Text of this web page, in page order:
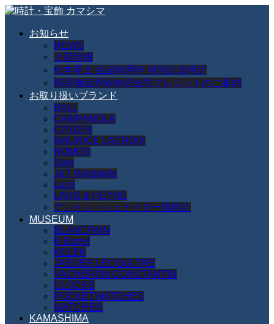
お知らせ
NEWS
入荷情報
松本零士 生誕80周年 特別記念時計
60回無金利Web完結型クレジットのご案内
お取り扱いブランド
BALL
CAMPANOLA
CITIZEN
MAURICE LACROIX
NOMOS
Sinn
J&T Windmills
Laco
LANG & HEYNE
アントン・シュナイダー鳩時計
MUSEUM
BLANCPAIN
B-Barrel
KELEK
JAEGER LECOULTRE
VACHERON CONSTANTIN
CLOCKS
POCKETWATCHES
WATCHES
KAMASHIMA